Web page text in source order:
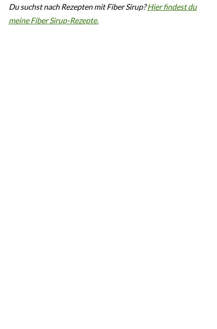
Du suchst nach Rezepten mit Fiber Sirup?Hier findest du
meine Fiber Sirup-Rezepte.